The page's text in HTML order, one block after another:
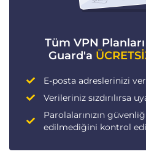
Tüm VPN
Guard'a
E-posta adreslerinizi
Verileriniz sızdırılırsa
Parolalarınızın
edilmediğini kontrol